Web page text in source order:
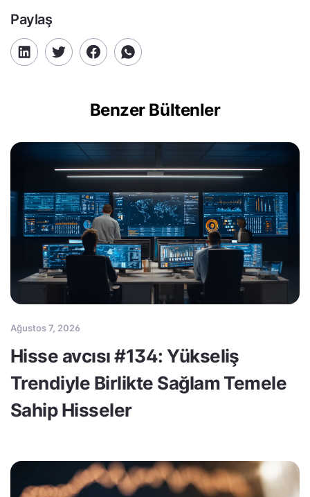
Paylaş
Benzer Bültenler
Ağustos 7, 2026
Hisse avcısı #134: Yükseliş
Trendiyle Birlikte Sağlam Temele
Sahip Hisseler